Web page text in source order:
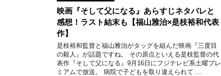
映画『そして父になる』あらすじネタバレと
感想！ラスト結末も【福山雅治×是枝裕和代表
作】
是枝裕和監督と福山雅治がタッグを組んだ映画『三度目
の殺人』が話題ですね。 その原点といえる是枝監督の代
表作『そして父になる』9月16日にフジテレビ系土曜プレ
ミアムで放送。 病院で子どもを取り違えられて …